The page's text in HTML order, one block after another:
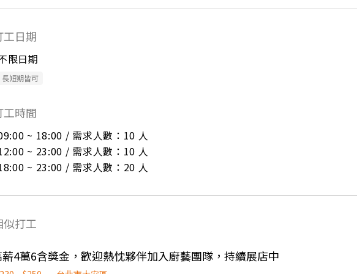
工日期
限日期
長短期皆可
工時間
~ 18:00 / 需求人數：10 人
~ 23:00 / 需求人數：10 人
~ 23:00 / 需求人數：20 人
似打工
薪4萬6含獎金，歡迎熱忱夥伴加入廚藝團隊，持續展店中